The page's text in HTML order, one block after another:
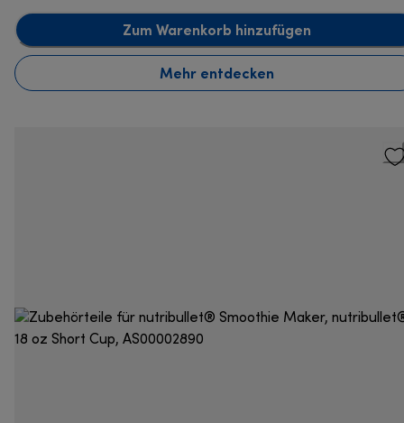
Zum Warenkorb hinzufügen
Mehr entdecken